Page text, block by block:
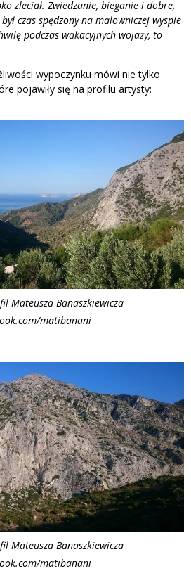
zleciał. Zwiedzanie, bieganie i dobre,
czas spędzony na malowniczej wyspie
podczas wakacyjnych wojaży, to
wypoczynku mówi nie tylko
pojawiły się na profilu artysty:
Mateusza Banaszkiewicza
matibanani
Mateusza Banaszkiewicza
matibanani